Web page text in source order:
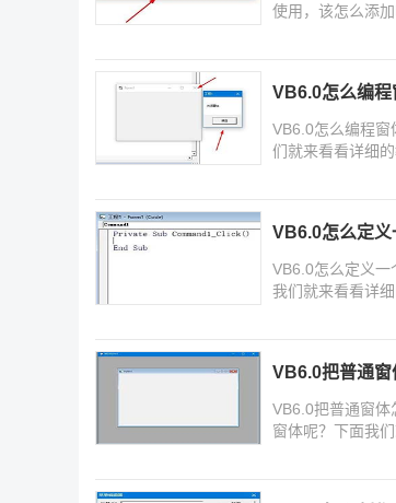
使用，该怎么添
VB6.0怎么编
VB6.0怎么编程窗
们就来看看详细
VB6.0怎么定
VB6.0怎么定义一
我们就来看看详
VB6.0把普通
VB6.0把普通窗体
窗体呢？下面我